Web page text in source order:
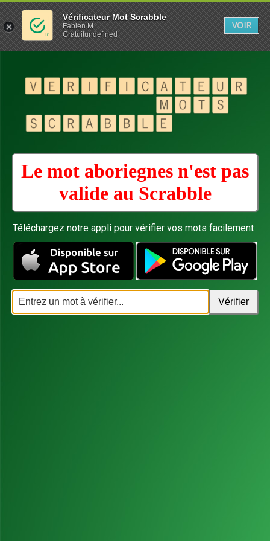
Le mot aboriegnes n'est pas
valide au Scrabble
Téléchargez notre appli pour vérifier vos mots facilement :
Vérificateur Mot Scrabble
Fabien M
Gratuitundefined
VOIR